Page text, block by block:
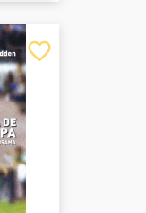
favorite_border